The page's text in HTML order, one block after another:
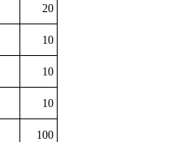
20
10
10
10
100